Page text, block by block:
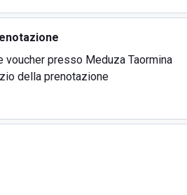
voucher presso Meduza Taormina
della prenotazione